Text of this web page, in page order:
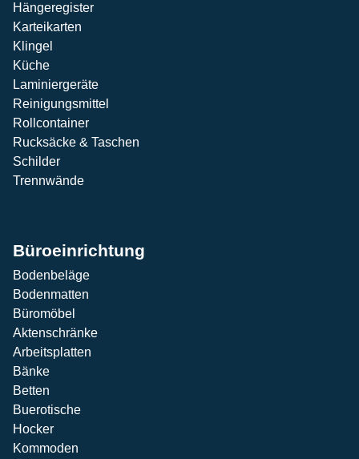
Hängeregister
Karteikarten
Klingel
Küche
Laminiergeräte
Reinigungsmittel
Rollcontainer
Rucksäcke & Taschen
Schilder
Trennwände
Büroeinrichtung
Bodenbeläge
Bodenmatten
Büromöbel
Aktenschränke
Arbeitsplatten
Bänke
Betten
Buerotische
Hocker
Kommoden